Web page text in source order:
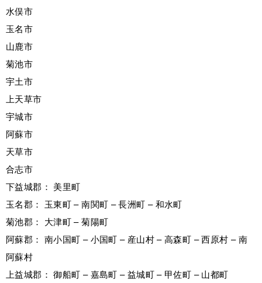
水俣市
玉名市
山鹿市
菊池市
宇土市
上天草市
宇城市
阿蘇市
天草市
合志市
下益城郡： 美里町
玉名郡： 玉東町 – 南関町 – 長洲町 – 和水町
菊池郡： 大津町 – 菊陽町
阿蘇郡： 南小国町 – 小国町 – 産山村 – 高森町 – 西原村 – 南
阿蘇村
上益城郡： 御船町 – 嘉島町 – 益城町 – 甲佐町 – 山都町